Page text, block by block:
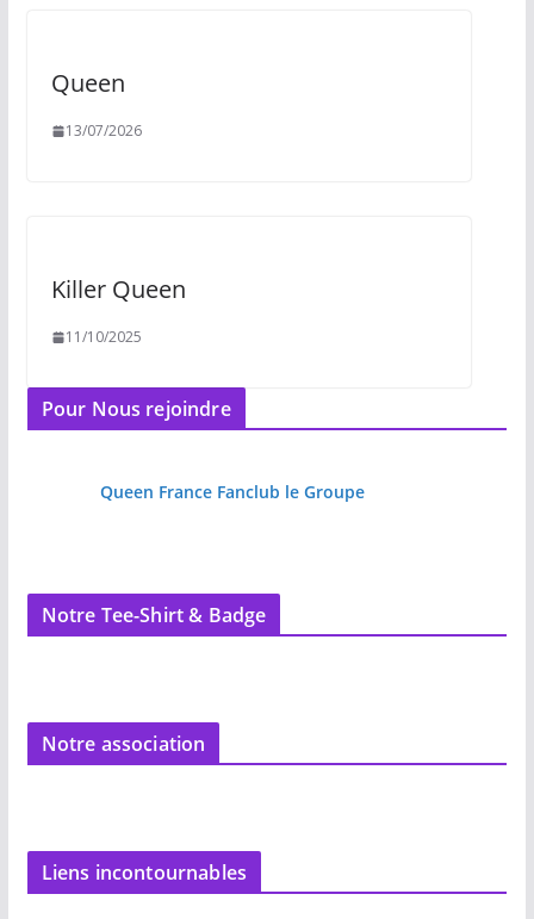
Queen
13/07/2026
Killer Queen
11/10/2025
Pour Nous rejoindre
Queen France Fanclub le Groupe
Notre Tee-Shirt & Badge
Notre association
Liens incontournables